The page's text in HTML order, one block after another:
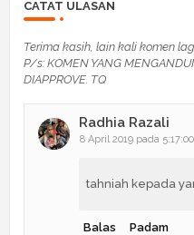
CATAT ULASAN
Terima kasih, lain kali komen
P/s: KOMEN YANG
DIAPPROVE. TQ
Radhia Razali
8 April 2019 pada 5:17:00
tahniah kepada
Balas Padam